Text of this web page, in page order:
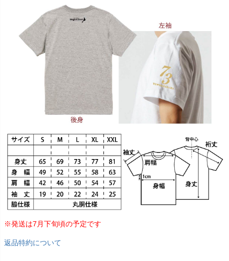
※発送は7月下旬頃の予定です
返品特約について